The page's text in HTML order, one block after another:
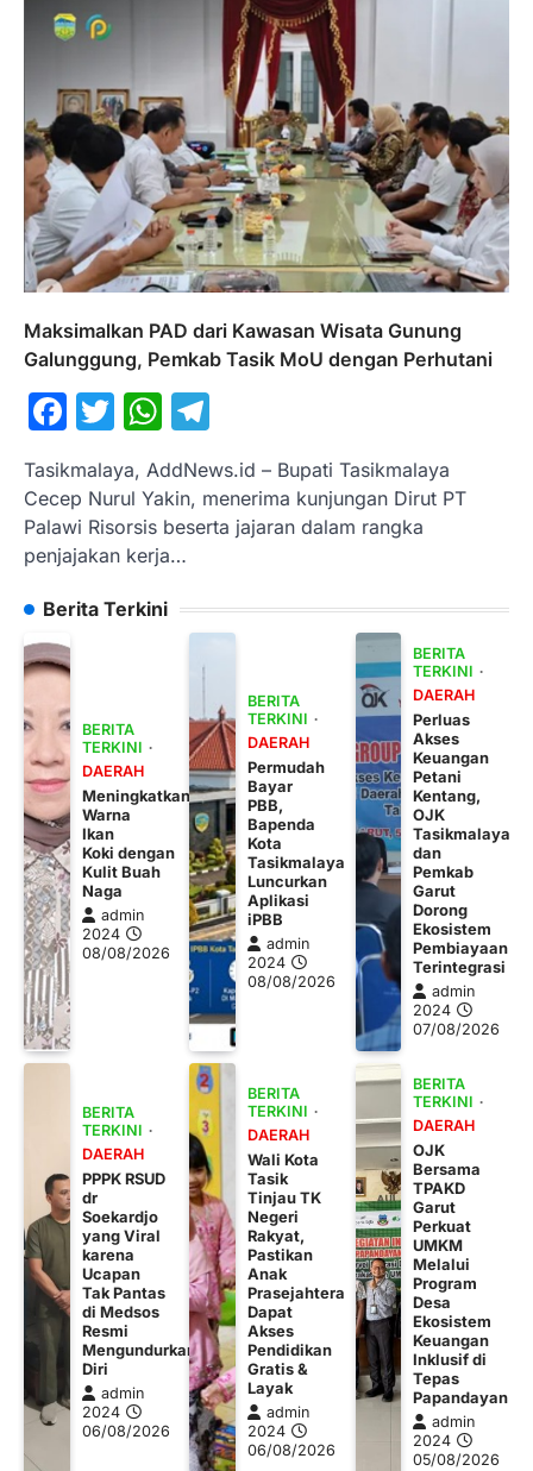
Maksimalkan PAD dari Kawasan Wisata Gunung
Galunggung, Pemkab Tasik MoU dengan Perhutani
Facebook
TwitterWhatsApp
Tasikmalaya, AddNews.id – Bupati Tasikmalaya
Cecep Nurul Yakin, menerima kunjungan Dirut PT
Palawi Risorsis beserta jajaran dalam rangka
penjajakan kerja…
Berita Terkini
BERITA
TERKINI
DAERAH
Meningkatkan
Warna
Ikan
Koki dengan
Kulit Buah
Naga
admin
2024
08/08/2026
BERITA
TERKINI
DAERAH
Permudah
Bayar
PBB,
Bapenda
Kota
Tasikmalaya
Luncurkan
Aplikasi
iPBB
admin
2024
08/08/2026
BERITA
TERKINI
DAERAH
Perluas
Akses
Keuangan
Petani
Kentang,
OJK
Tasikmalaya
dan
Pemkab
Garut
Dorong
Ekosistem
Pembiayaan
Terintegrasi
admin
2024
07/08/2026
BERITA
TERKINI
DAERAH
PPPK RSUD
dr
Soekardjo
yang Viral
karena
Ucapan
Tak Pantas
di Medsos
Resmi
Mengundurkan
Diri
admin
2024
06/08/2026
BERITA
TERKINI
DAERAH
Wali Kota
Tasik
Tinjau TK
Negeri
Rakyat,
Pastikan
Anak
Prasejahtera
Dapat
Akses
Pendidikan
Gratis &
Layak
admin
2024
06/08/2026
BERITA
TERKINI
DAERAH
OJK
Bersama
TPAKD
Garut
Perkuat
UMKM
Melalui
Program
Desa
Ekosistem
Keuangan
Inklusif di
Tepas
Papandayan
admin
2024
05/08/2026